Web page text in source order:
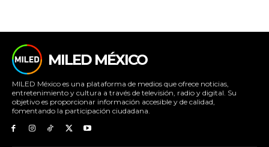
MILED MÉXICO
MILED México es una plataforma de medios que ofrece noticias,
entretenimiento y cultura a través de televisión, radio y digital. Su
objetivo es proporcionar información accesible y de calidad,
fomentando la participación ciudadana.